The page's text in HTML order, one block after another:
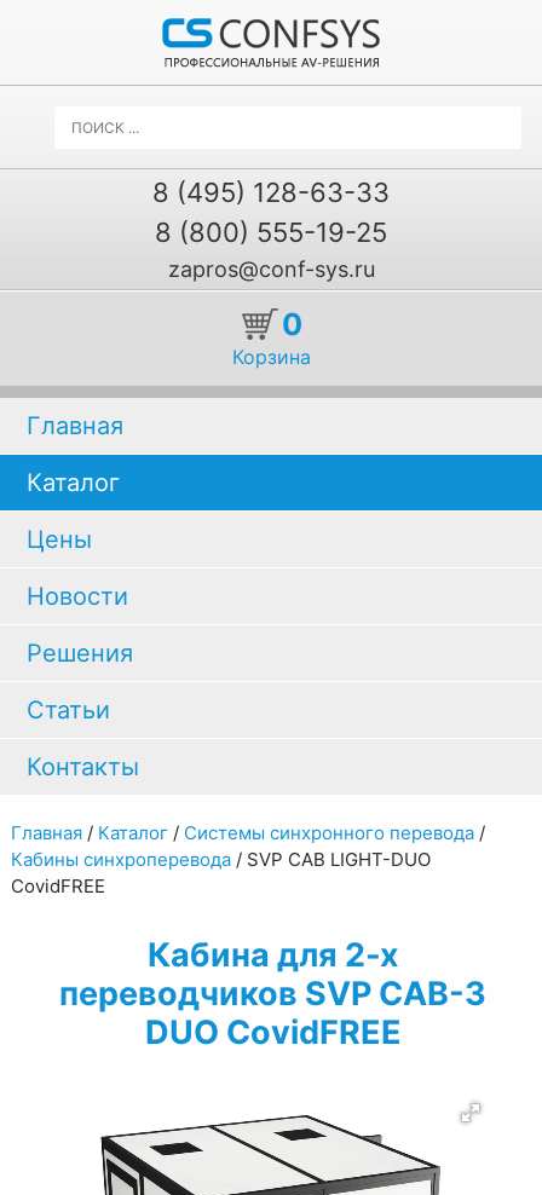
8 (495) 128-63-33
8 (800) 555-19-25
zapros@conf-sys.ru
0
Корзина
Главная
Каталог
Цены
Новости
Решения
Статьи
Контакты
Главная/ Каталог/ Системы синхронного перевода/
Кабины синхроперевода/ SVP CAB LIGHT-DUO
CovidFREE
Кабина для 2-х
переводчиков SVP CAB-3
DUO CovidFREE